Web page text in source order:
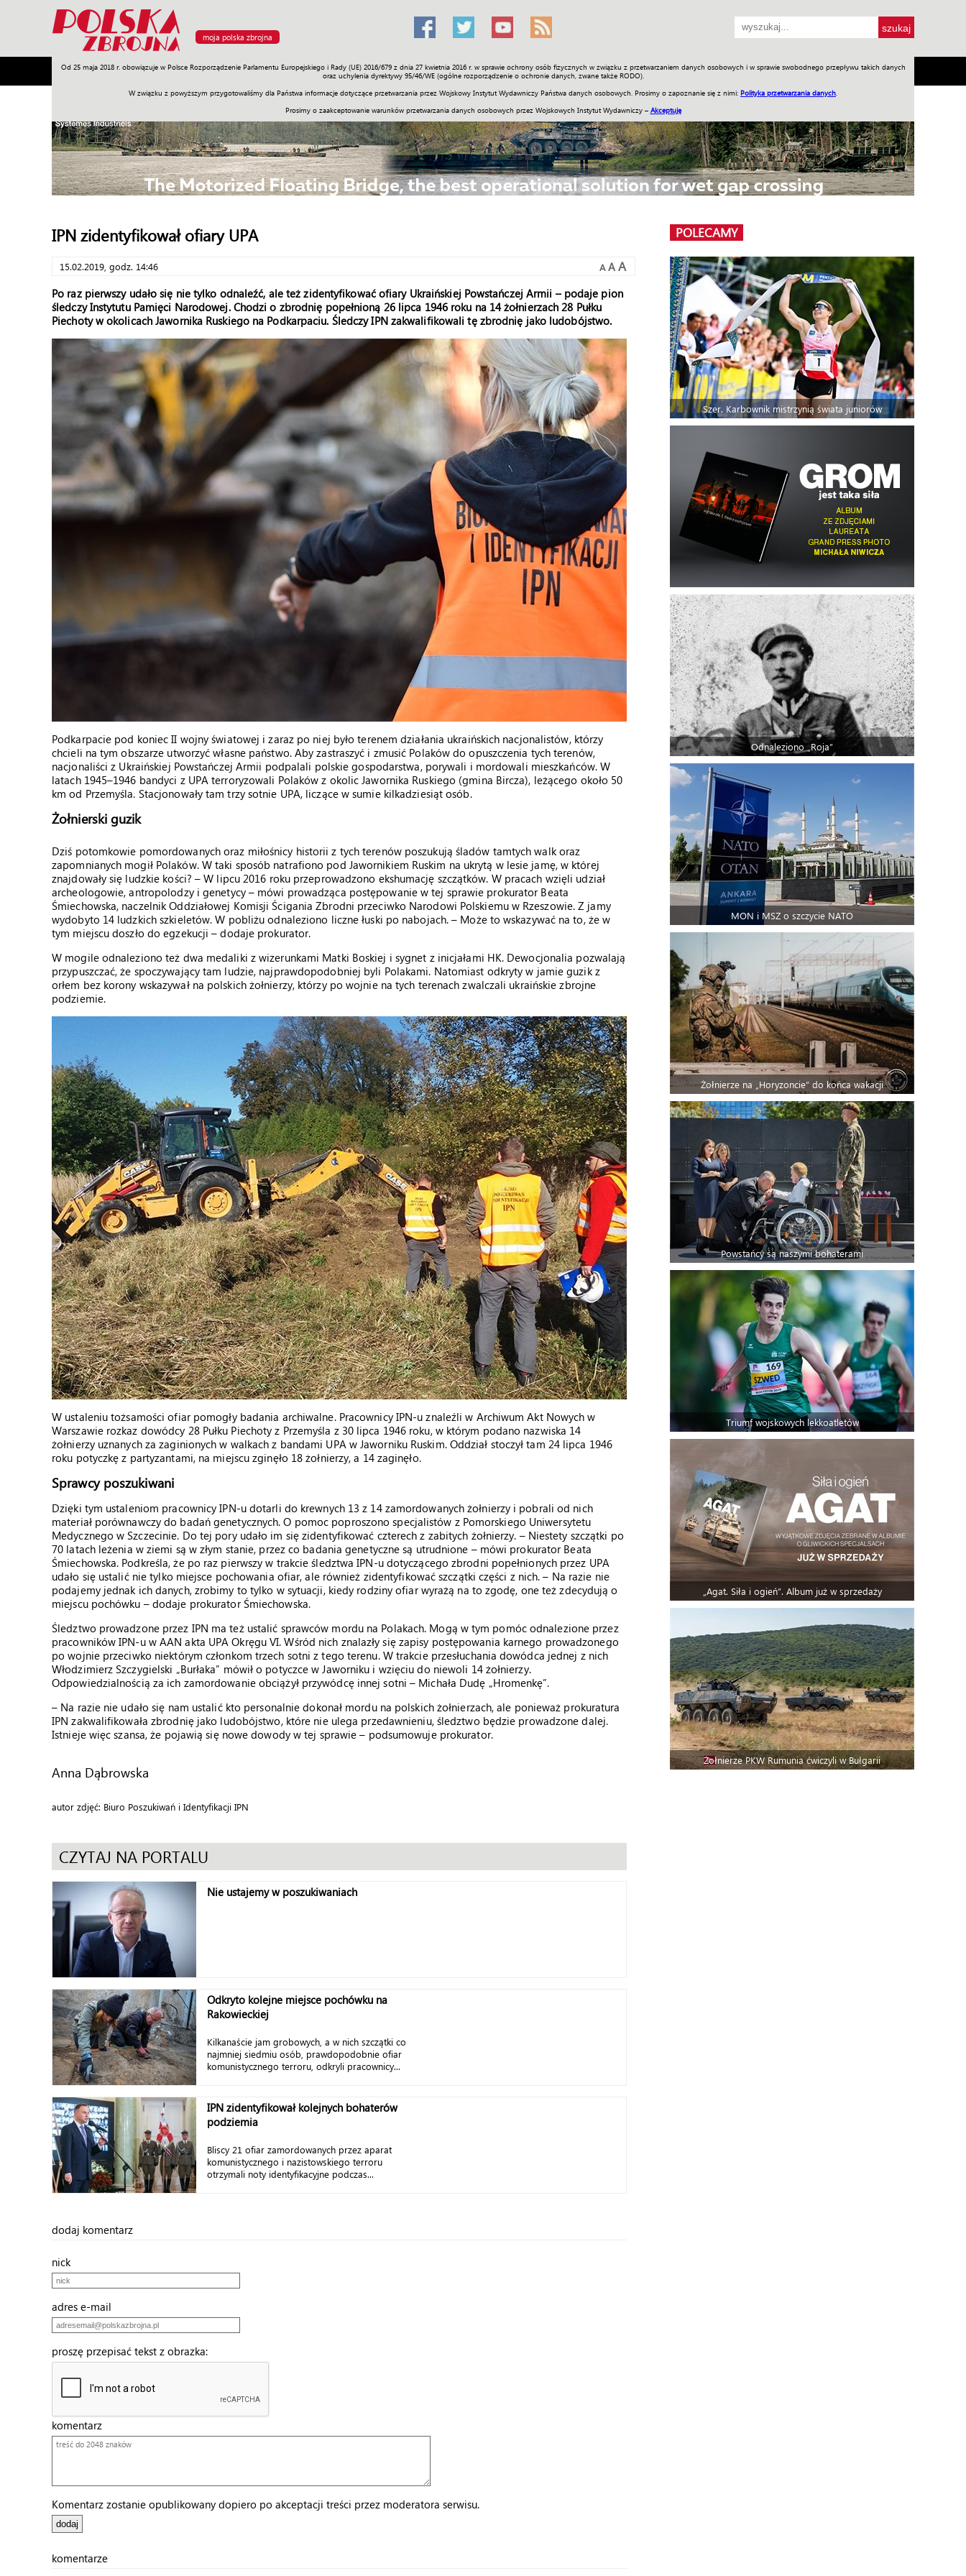
moja polska zbrojna
Od 25 maja 2018 r. obowiązuje w Polsce Rozporządzenie Parlamentu Europejskiego i Rady (UE) 2016/679 z dnia 27 kwietnia 2016 r. w sprawie ochrony osób fizycznych w związku z przetwarzaniem danych osobowych i w sprawie swobodnego przepływu takich danych
oraz uchylenia dyrektywy 95/46/WE (ogólne rozporządzenie o ochronie danych, zwane także RODO).
W związku z powyższym przygotowaliśmy dla Państwa informacje dotyczące przetwarzania przez Wojskowy Instytut Wydawniczy Państwa danych osobowych. Prosimy o zapoznanie się z nimi: Polityka przetwarzania danych
Prosimy o zaakceptowanie warunków przetwarzania danych osobowych przez Wojskowych Instytut Wydawniczy – Akceptuję
Armia Poligon Sprzęt Misje Polityka Prawo Świat Społeczność Sport Historia Galerie Wideo ENGLISH SKLEP Jednodniówki Praca w WIW
IPN zidentyfikował ofiary UPA
15.02.2019, godz. 14:46 A A A
Po raz pierwszy udało się nie tylko odnaleźć, ale też zidentyfikować ofiary Ukraińskiej Powstańczej Armii – podaje pion
śledczy Instytutu Pamięci Narodowej. Chodzi o zbrodnię popełnioną 26 lipca 1946 roku na 14 żołnierzach 28 Pułku
Piechoty w okolicach Jawornika Ruskiego na Podkarpaciu. Śledczy IPN zakwalifikowali tę zbrodnię jako ludobójstwo.
Podkarpacie pod koniec II wojny światowej i zaraz po niej było terenem działania ukraińskich nacjonalistów, którzy
chcieli na tym obszarze utworzyć własne państwo. Aby zastraszyć i zmusić Polaków do opuszczenia tych terenów,
nacjonaliści z Ukraińskiej Powstańczej Armii podpalali polskie gospodarstwa, porywali i mordowali mieszkańców. W
latach 1945–1946 bandyci z UPA terroryzowali Polaków z okolic Jawornika Ruskiego (gmina Bircza), leżącego około 50
km od Przemyśla. Stacjonowały tam trzy sotnie UPA, liczące w sumie kilkadziesiąt osób.
Żołnierski guzik
Dziś potomkowie pomordowanych oraz miłośnicy historii z tych terenów poszukują śladów tamtych walk oraz
zapomnianych mogił Polaków. W taki sposób natrafiono pod Jawornikiem Ruskim na ukrytą w lesie jamę, w której
znajdowały się ludzkie kości? – W lipcu 2016 roku przeprowadzono ekshumację szczątków. W pracach wzięli udział
archeologowie, antropolodzy i genetycy – mówi prowadząca postępowanie w tej sprawie prokurator Beata
Śmiechowska, naczelnik Oddziałowej Komisji Ścigania Zbrodni przeciwko Narodowi Polskiemu w Rzeszowie. Z jamy
wydobyto 14 ludzkich szkieletów. W pobliżu odnaleziono liczne łuski po nabojach. – Może to wskazywać na to, że w
tym miejscu doszło do egzekucji – dodaje prokurator.
W mogile odnaleziono też dwa medaliki z wizerunkami Matki Boskiej i sygnet z inicjałami HK. Dewocjonalia pozwalają
przypuszczać, że spoczywający tam ludzie, najprawdopodobniej byli Polakami. Natomiast odkryty w jamie guzik z
orłem bez korony wskazywał na polskich żołnierzy, którzy po wojnie na tych terenach zwalczali ukraińskie zbrojne
podziemie.
W ustaleniu tożsamości ofiar pomogły badania archiwalne. Pracownicy IPN-u znaleźli w Archiwum Akt Nowych w
Warszawie rozkaz dowódcy 28 Pułku Piechoty z Przemyśla z 30 lipca 1946 roku, w którym podano nazwiska 14
żołnierzy uznanych za zaginionych w walkach z bandami UPA w Jaworniku Ruskim. Oddział stoczył tam 24 lipca 1946
roku potyczkę z partyzantami, na miejscu zginęło 18 żołnierzy, a 14 zaginęło.
Sprawcy poszukiwani
Dzięki tym ustaleniom pracownicy IPN-u dotarli do krewnych 13 z 14 zamordowanych żołnierzy i pobrali od nich
materiał porównawczy do badań genetycznych. O pomoc poproszono specjalistów z Pomorskiego Uniwersytetu
Medycznego w Szczecinie. Do tej pory udało im się zidentyfikować czterech z zabitych żołnierzy. – Niestety szczątki po
70 latach leżenia w ziemi są w złym stanie, przez co badania genetyczne są utrudnione – mówi prokurator Beata
Śmiechowska. Podkreśla, że po raz pierwszy w trakcie śledztwa IPN-u dotyczącego zbrodni popełnionych przez UPA
udało się ustalić nie tylko miejsce pochowania ofiar, ale również zidentyfikować szczątki części z nich. – Na razie nie
podajemy jednak ich danych, zrobimy to tylko w sytuacji, kiedy rodziny ofiar wyrażą na to zgodę, one też zdecydują o
miejscu pochówku – dodaje prokurator Śmiechowska.
Śledztwo prowadzone przez IPN ma też ustalić sprawców mordu na Polakach. Mogą w tym pomóc odnalezione przez
pracowników IPN-u w AAN akta UPA Okręgu VI. Wśród nich znalazły się zapisy postępowania karnego prowadzonego
po wojnie przeciwko niektórym członkom trzech sotni z tego terenu. W trakcie przesłuchania dowódca jednej z nich
Włodzimierz Szczygielski „Burłaka” mówił o potyczce w Jaworniku i wzięciu do niewoli 14 żołnierzy.
Odpowiedzialnością za ich zamordowanie obciążył przywódcę innej sotni – Michała Dudę „Hromenkę”.
– Na razie nie udało się nam ustalić kto personalnie dokonał mordu na polskich żołnierzach, ale ponieważ prokuratura
IPN zakwalifikowała zbrodnię jako ludobójstwo, które nie ulega przedawnieniu, śledztwo będzie prowadzone dalej.
Istnieje więc szansa, że pojawią się nowe dowody w tej sprawie – podsumowuje prokurator.
Anna Dąbrowska
autor zdjęć: Biuro Poszukiwań i Identyfikacji IPN
CZYTAJ NA PORTALU
Nie ustajemy w poszukiwaniach
Odkryto kolejne miejsce pochówku na
Rakowieckiej
Kilkanaście jam grobowych, a w nich szczątki co
najmniej siedmiu osób, prawdopodobnie ofiar
komunistycznego terroru, odkryli pracownicy...
IPN zidentyfikował kolejnych bohaterów
podziemia
Bliscy 21 ofiar zamordowanych przez aparat
komunistycznego i nazistowskiego terroru
otrzymali noty identyfikacyjne podczas...
dodaj komentarz
nick
adres e-mail
proszę przepisać tekst z obrazka:
komentarz
Komentarz zostanie opublikowany dopiero po akceptacji treści przez moderatora serwisu.
komentarze
POLECAMY
Szer. Karbownik mistrzynią świata juniorów
Odnaleziono „Roja”
MON i MSZ o szczycie NATO
Żołnierze na „Horyzoncie” do końca wakacji
Powstańcy są naszymi bohaterami
Triumf wojskowych lekkoatletów
„Agat. Siła i ogień”. Album już w sprzedaży
Żołnierze PKW Rumunia ćwiczyli w Bułgarii